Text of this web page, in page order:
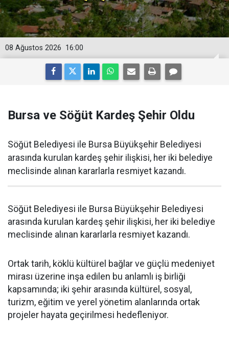
16:00
08 Ağustos 2026
Bursa ve Söğüt Kardeş Şehir Oldu
Söğüt Belediyesi ile Bursa Büyükşehir Belediyesi
arasında kurulan kardeş şehir ilişkisi, her iki belediye
meclisinde alınan kararlarla resmiyet kazandı.
Söğüt Belediyesi ile Bursa Büyükşehir Belediyesi
arasında kurulan kardeş şehir ilişkisi, her iki belediye
meclisinde alınan kararlarla resmiyet kazandı.
Ortak tarih, köklü kültürel bağlar ve güçlü medeniyet
mirası üzerine inşa edilen bu anlamlı iş birliği
kapsamında; iki şehir arasında kültürel, sosyal,
turizm, eğitim ve yerel yönetim alanlarında ortak
projeler hayata geçirilmesi hedefleniyor.